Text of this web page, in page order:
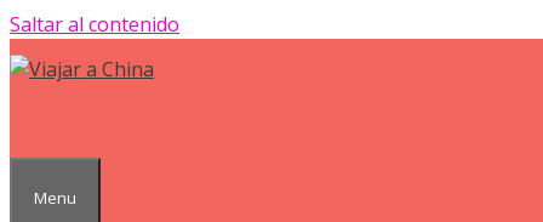
Saltar al contenido
Menu